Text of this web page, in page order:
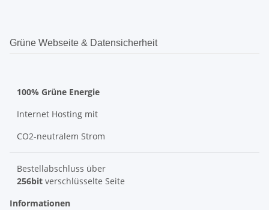
Grüne Webseite & Datensicherheit
100% Grüne Energie
Internet Hosting mit
CO2-neutralem Strom
Bestellabschluss über
256bit verschlüsselte Seite
Informationen